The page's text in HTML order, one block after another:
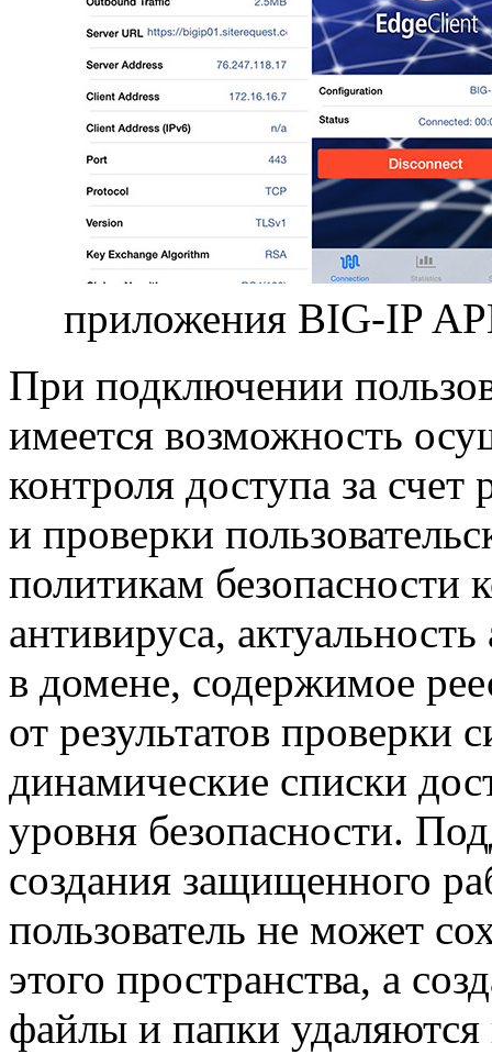
приложения BIG-IP
При подключении
имеется возможность
контроля доступа за счет
и проверки
политикам
антивируса,
в домене, содержимое
от результатов проверки
динамические списки
уровня безопасности.
создания защищенного
пользователь не может
этого пространства, а
файлы и папки